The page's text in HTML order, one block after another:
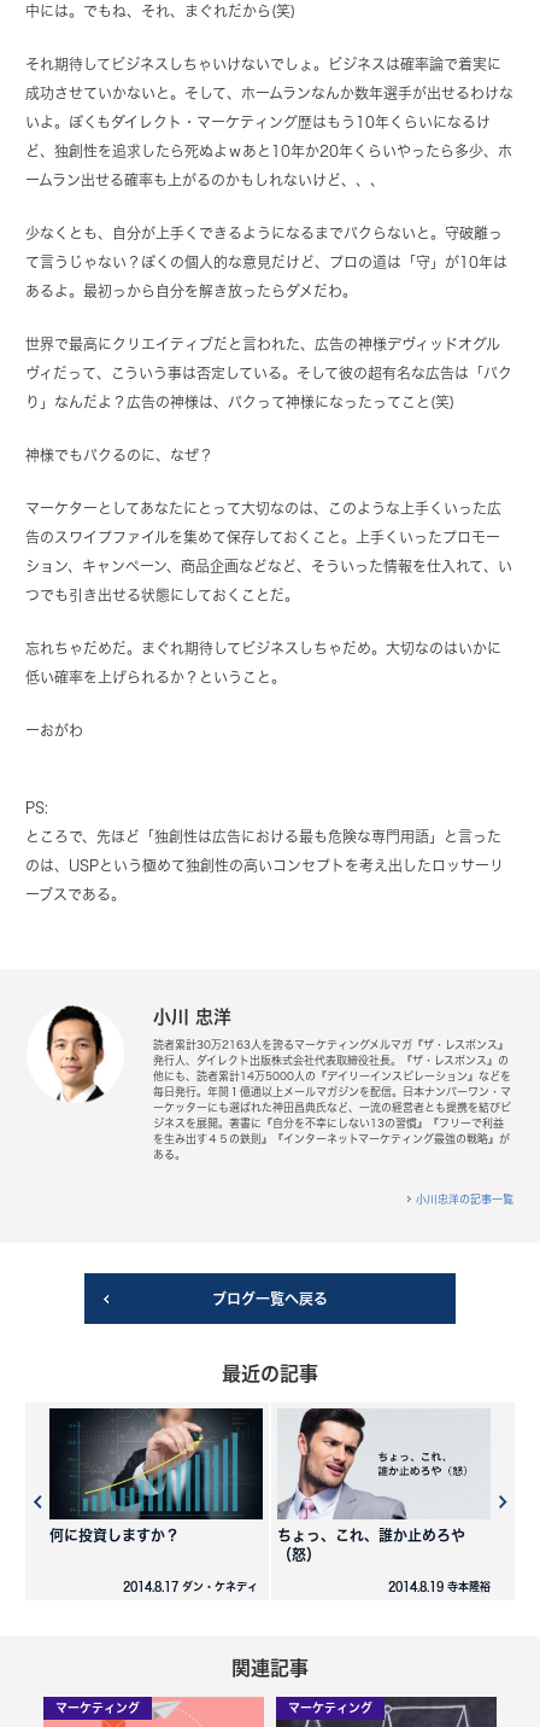
中には。でもね、それ、まぐれだから(笑)
それ期待してビジネスしちゃいけないでしょ。ビジネスは確率論で着実に
成功させていかないと。そして、ホームランなんか数年選手が出せるわけな
いよ。ぼくもダイレクト・マーケティング歴はもう10年くらいになるけ
ど、独創性を追求したら死ぬよｗあと10年か20年くらいやったら多少、ホ
ームラン出せる確率も上がるのかもしれないけど、、、
少なくとも、自分が上手くできるようになるまでパクらないと。守破離っ
て言うじゃない？ぼくの個人的な意見だけど、プロの道は「守」が10年は
あるよ。最初っから自分を解き放ったらダメだわ。
世界で最高にクリエイティブだと言われた、広告の神様デヴィッドオグル
ヴィだって、こういう事は否定している。そして彼の超有名な広告は「パク
り」なんだよ？広告の神様は、パクって神様になったってこと(笑)
神様でもパクるのに、なぜ？
マーケターとしてあなたにとって大切なのは、このような上手くいった広
告のスワイプファイルを集めて保存しておくこと。上手くいったプロモー
ション、キャンペーン、商品企画などなど、そういった情報を仕入れて、い
つでも引き出せる状態にしておくことだ。
忘れちゃだめだ。まぐれ期待してビジネスしちゃだめ。大切なのはいかに
低い確率を上げられるか？ということ。
ーおがわ
PS:
ところで、先ほど「独創性は広告における最も危険な専門用語」と言った
のは、USPという極めて独創性の高いコンセプトを考え出したロッサーリ
ーブスである。
小川 忠洋
読者累計30万2163人を誇るマーケティングメルマガ『ザ・レスポンス』
発行人、ダイレクト出版株式会社代表取締役社長。『ザ・レスポンス』の
他にも、読者累計14万5000人の『デイリーインスピレーション』などを
毎日発行。年間１億通以上メールマガジンを配信。日本ナンバーワン・マ
ーケッターにも選ばれた神田昌典氏など、一流の経営者とも提携を結びビ
ジネスを展開。著書に『自分を不幸にしない13の習慣』『フリーで利益
を生み出す４５の鉄則』『インターネットマーケティング最強の戦略』が
ある。
小川忠洋の記事一覧
ブログ一覧へ戻る
最近の記事
何に投資しますか？
2014.8.17 ダン・ケネディ
ちょっ、これ、誰か止めろや
（怒）
2014.8.19 寺本隆裕
関連記事
マーケティング マーケティング